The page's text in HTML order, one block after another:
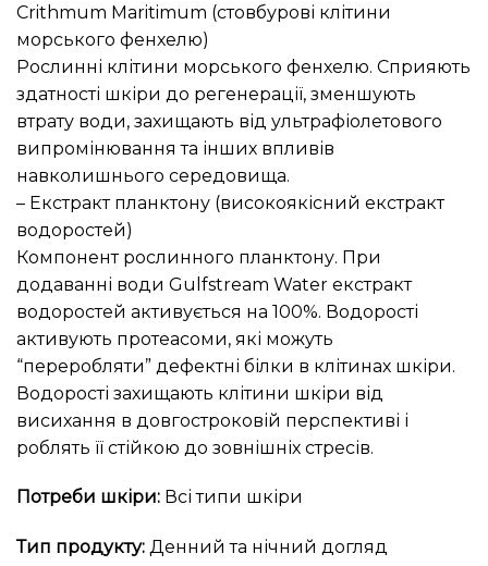
Crithmum Maritimum (стовбурові клітини
морського фенхелю)
Рослинні клітини морського фенхелю. Сприяють
здатності шкіри до регенерації, зменшують
втрату води, захищають від ультрафіолетового
випромінювання та інших впливів
навколишнього середовища.
– Екстракт планктону (високоякісний екстракт
водоростей)
Компонент рослинного планктону. При
додаванні води Gulfstream Water екстракт
водоростей активується на 100%. Водорості
активують протеасоми, які можуть
“переробляти” дефектні білки в клітинах шкіри.
Водорості захищають клітини шкіри від
висихання в довгостроковій перспективі і
роблять її стійкою до зовнішніх стресів.
Потреби шкіри: Всі типи шкіри
Тип продукту: Денний та нічний догляд